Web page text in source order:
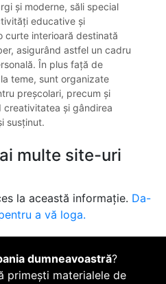
și moderne, săli special
educative și
curte interioară destinată
asigurând astfel un cadru
În plus față de
teme, sunt organizate
preșcolari, precum și
și gândirea
susținut.
multe site-uri
la această informație. Da-
a vă loga.
dumneavoastră?
primești materialele de